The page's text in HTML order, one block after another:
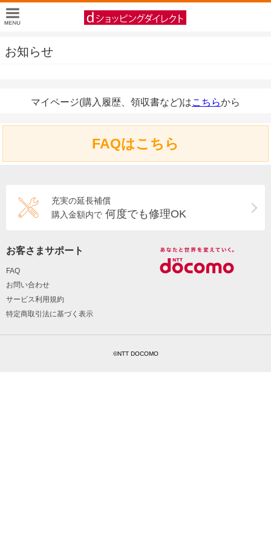
お知らせ
マイページ(購入履歴、領収書など)はこちらから
FAQはこちら
充実の延長補償
購入金額内で 何度でも修理OK
お客さまサポート
FAQ
お問い合わせ
サービス利用規約
特定商取引法に基づく表示
©NTT DOCOMO